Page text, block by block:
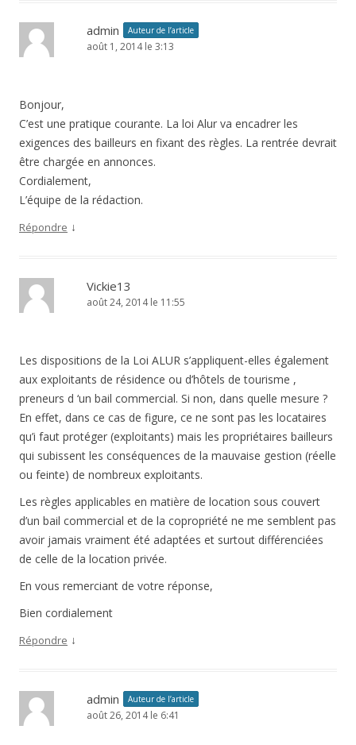
admin Auteur de l’article
août 1, 2014 le 3:13
Bonjour,
C’est une pratique courante. La loi Alur va encadrer les
exigences des bailleurs en fixant des règles. La rentrée devrait
être chargée en annonces.
Cordialement,
L’équipe de la rédaction.
Répondre ↓
Vickie13
août 24, 2014 le 11:55
Les dispositions de la Loi ALUR s’appliquent-elles également
aux exploitants de résidence ou d’hôtels de tourisme ,
preneurs d ‘un bail commercial. Si non, dans quelle mesure ?
En effet, dans ce cas de figure, ce ne sont pas les locataires
qu’i faut protéger (exploitants) mais les propriétaires bailleurs
qui subissent les conséquences de la mauvaise gestion (réelle
ou feinte) de nombreux exploitants.
Les règles applicables en matière de location sous couvert
d’un bail commercial et de la copropriété ne me semblent pas
avoir jamais vraiment été adaptées et surtout différenciées
de celle de la location privée.
En vous remerciant de votre réponse,
Bien cordialement
Répondre ↓
admin Auteur de l’article
août 26, 2014 le 6:41